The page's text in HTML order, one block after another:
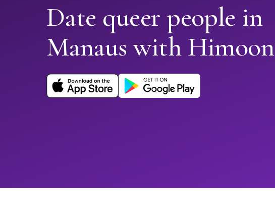
Date queer people in
Manaus with Himoon